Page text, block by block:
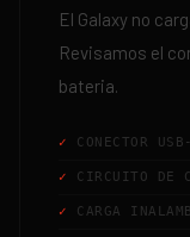
El Galaxy no
Revisamos el
bateria.
CONECTOR
CIRCUITO DE
CARGA